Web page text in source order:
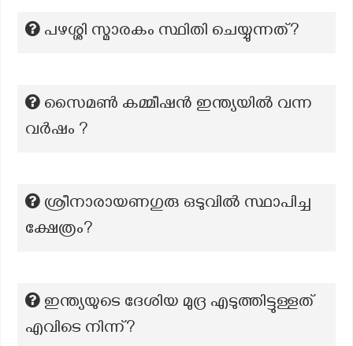
പഴശ്ശി സ്മാരകം സ്ഥിതി ചെയ്യുന്നത്?
സൈമൺ കമ്മീഷൻ ഇന്ത്യയിൽ വന്ന
വർഷം ?
ശ്രീനാരായണഗുരു ഒടുവിൽ സ്ഥാപിച്ച
ക്ഷേത്രം?
ഇന്ത്യയുടെ ദേശിയ മുദ്ര എടുത്തിട്ടുള്ളത്
എവിടെ നിന്ന്?